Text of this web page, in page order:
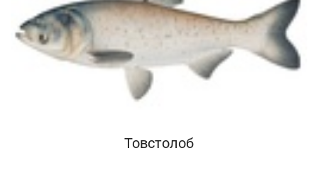
Товстолоб